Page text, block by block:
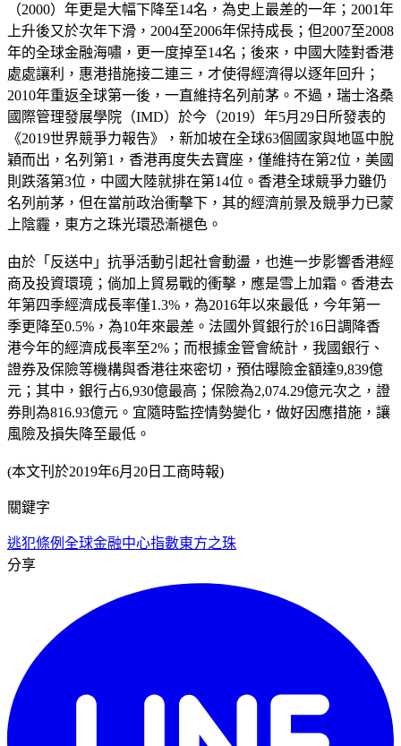
（2000）年更是大幅下降至14名，為史上最差的一年；2001年
上升後又於次年下滑，2004至2006年保持成長；但2007至2008
年的全球金融海嘯，更一度掉至14名；後來，中國大陸對香港
處處讓利，惠港措施接二連三，才使得經濟得以逐年回升；
2010年重返全球第一後，一直維持名列前茅。不過，瑞士洛桑
國際管理發展學院（IMD）於今（2019）年5月29日所發表的
《2019世界競爭力報告》，新加坡在全球63個國家與地區中脫
穎而出，名列第1，香港再度失去寶座，僅維持在第2位，美國
則跌落第3位，中國大陸就排在第14位。香港全球競爭力雖仍
名列前茅，但在當前政治衝擊下，其的經濟前景及競爭力已蒙
上陰霾，東方之珠光環恐漸褪色。
由於「反送中」抗爭活動引起社會動盪，也進一步影響香港經
商及投資環璄；倘加上貿易戰的衝擊，應是雪上加霜。香港去
年第四季經濟成長率僅1.3%，為2016年以來最低，今年第一
季更降至0.5%，為10年來最差。法國外貿銀行於16日調降香
港今年的經濟成長率至2%；而根據金管會統計，我國銀行、
證券及保險等機構與香港往來密切，預估曝險金額達9,839億
元；其中，銀行占6,930億最高；保險為2,074.29億元次之，證
券則為816.93億元。宜隨時監控情勢變化，做好因應措施，讓
風險及損失降至最低。
(本文刊於2019年6月20日工商時報)
關鍵字
逃犯條例 全球金融中心指數東方之珠
分享